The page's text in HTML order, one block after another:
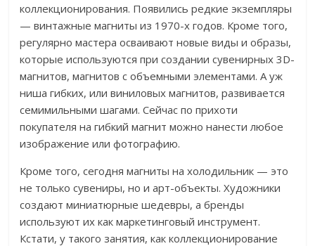
коллекционирования. Появились редкие экземпляры
— винтажные магниты из 1970-х годов. Кроме того,
регулярно мастера осваивают новые виды и образы,
которые используются при создании сувенирных 3D-
магнитов, магнитов с объемными элементами. А уж
ниша гибких, или виниловых магнитов, развивается
семимильными шагами. Сейчас по прихоти
покупателя на гибкий магнит можно нанести любое
изображение или фотографию.
Кроме того, сегодня магниты на холодильник — это
не только сувениры, но и арт-объекты. Художники
создают миниатюрные шедевры, а бренды
используют их как маркетинговый инструмент.
Кстати, у такого занятия, как коллекционирование